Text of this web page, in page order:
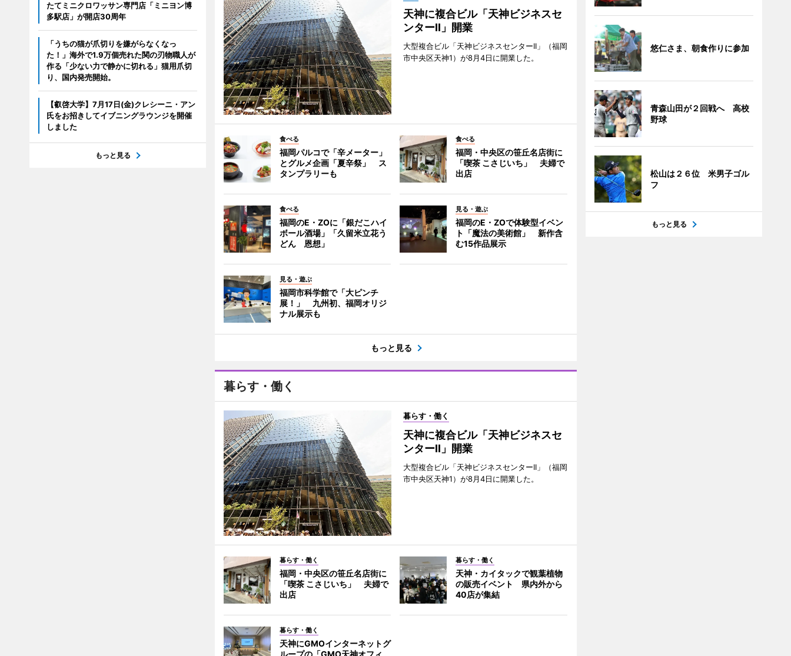
天神に複合ビル「天神ビジネスセ
ンターII」開業
大型複合ビル「天神ビジネスセンターII」（福岡
市中央区天神1）が8月4日に開業した。
食べる
福岡パルコで「辛メーター」
とグルメ企画「夏辛祭」 ス
タンプラリーも
食べる
福岡・中央区の笹丘名店街に
「喫茶 こさじいち」 夫婦で
出店
食べる
福岡のE・ZOに「銀だこハイ
ボール酒場」「久留米立花う
どん 恩想」
見る・遊ぶ
福岡のE・ZOで体験型イベン
ト「魔法の美術館」 新作含
む15作品展示
見る・遊ぶ
福岡市科学館で「大ピンチ
展！」 九州初、福岡オリジ
ナル展示も
もっと見る
暮らす・働く
暮らす・働く
天神に複合ビル「天神ビジネスセ
ンターII」開業
大型複合ビル「天神ビジネスセンターII」（福岡
市中央区天神1）が8月4日に開業した。
暮らす・働く
福岡・中央区の笹丘名店街に
「喫茶 こさじいち」 夫婦で
出店
暮らす・働く
天神・カイタックで観葉植物
の販売イベント 県内外から
40店が集結
暮らす・働く
天神にGMOインターネットグ
ループの「GMO天神オフィ
たてミニクロワッサン専門店「ミニヨン博
多駅店」が開店30周年
「うちの猫が爪切りを嫌がらなくなっ
た！」海外で1.9万個売れた関の刃物職人が
作る「少ない力で静かに切れる」猫用爪切
り、国内発売開始。
【叡啓大学】7月17日(金)クレシーニ・アン
氏をお招きしてイブニングラウンジを開催
しました
もっと見る
悠仁さま、朝食作りに参加
青森山田が２回戦へ 高校
野球
松山は２６位 米男子ゴル
フ
もっと見る